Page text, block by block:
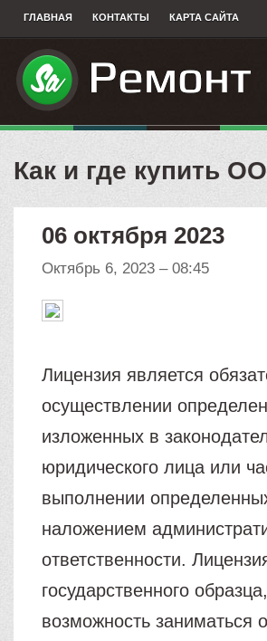
ГЛАВНАЯ КОНТАКТЫ КАРТА САЙТА
Как и где купить
06 октября 2023
Октябрь 6, 2023 – 08:45
Лицензия является
осуществлении
изложенных в
юридического лица или
выполнении
наложением
ответственности.
государственного
возможность заниматься